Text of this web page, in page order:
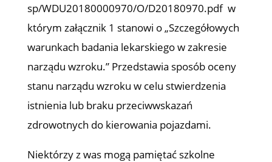
sp/WDU20180000970/O/D20180970.pdf w
którym załącznik 1 stanowi o „Szczegółowych
warunkach badania lekarskiego w zakresie
narządu wzroku.” Przedstawia sposób oceny
stanu narządu wzroku w celu stwierdzenia
istnienia lub braku przeciwwskazań
zdrowotnych do kierowania pojazdami.
Niektórzy z was mogą pamiętać szkolne